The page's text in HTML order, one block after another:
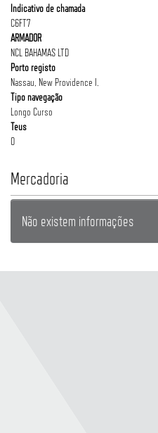
Indicativo de chamada
C6FT7
ARMADOR
NCL BAHAMAS LTD
Porto registo
Nassau, New Providence I.
Tipo navegação
Longo Curso
Teus
0
Mercadoria
Não existem informações